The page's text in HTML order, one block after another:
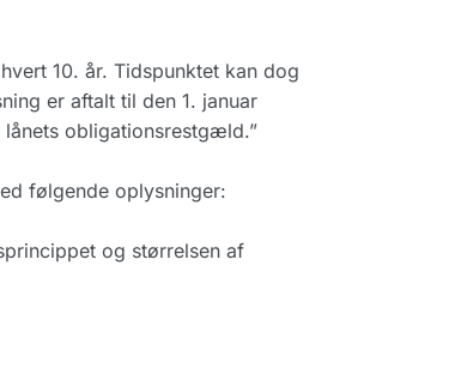
10. år. Tidspunktet kan dog
er aftalt til den 1. januar
obligationsrestgæld.”
følgende oplysninger:
og størrelsen af